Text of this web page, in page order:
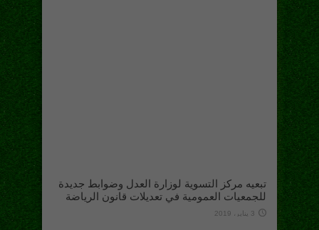
تبعيه مركز التسوية لوزارة العدل وضوابط جديدة
للجمعيات العمومية في تعديلات قانون الرياضة
3 يناير، 2019